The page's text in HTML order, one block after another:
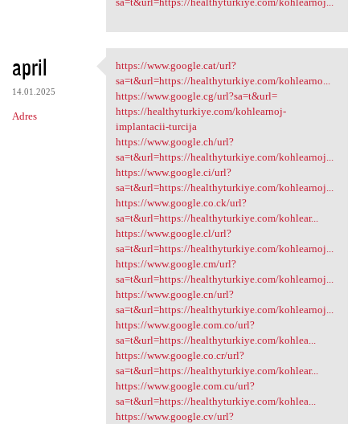
april
14.01.2025
Adres
https://www.google.cat/url?sa
https://www.google.cat/url?
sa=t&url=https://healthyturkiye.com/kohlearno...
https://www.google.cg/url?sa=t&url=
https://healthyturkiye.com/kohlearnoj-
implantacii-turcija
https://www.google.ch/url?
sa=t&url=https://healthyturkiye.com/kohlearnoj...
https://www.google.ci/url?
sa=t&url=https://healthyturkiye.com/kohlearnoj...
https://www.google.co.ck/url?
sa=t&url=https://healthyturkiye.com/kohlear...
https://www.google.cl/url?
sa=t&url=https://healthyturkiye.com/kohlearnoj...
https://www.google.cm/url?
sa=t&url=https://healthyturkiye.com/kohlearnoj...
https://www.google.cn/url?
sa=t&url=https://healthyturkiye.com/kohlearnoj...
https://www.google.com.co/url?
sa=t&url=https://healthyturkiye.com/kohlea...
https://www.google.co.cr/url?
sa=t&url=https://healthyturkiye.com/kohlear...
https://www.google.com.cu/url?
sa=t&url=https://healthyturkiye.com/kohlea...
https://www.google.cv/url?